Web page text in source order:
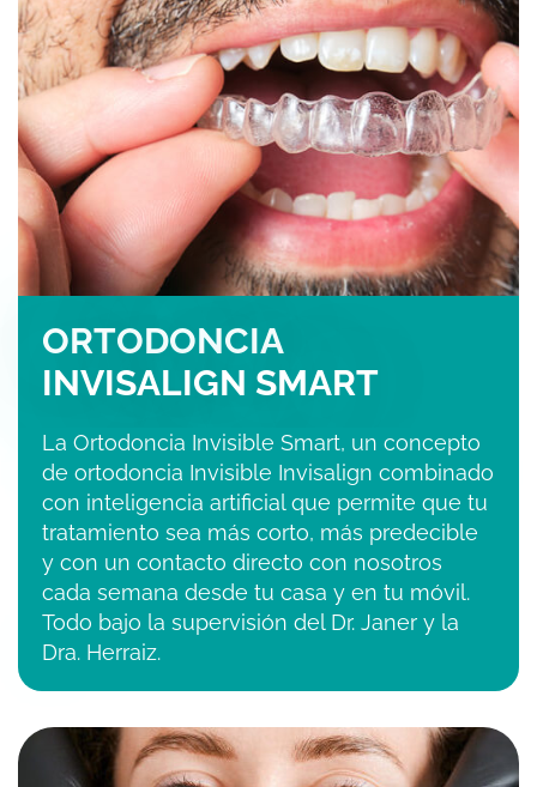
ORTODONCIA
INVISALIGN SMART
La Ortodoncia Invisible Smart, un concepto
de ortodoncia Invisible Invisalign combinado
con inteligencia artificial que permite que tu
tratamiento sea más corto, más predecible
y con un contacto directo con nosotros
cada semana desde tu casa y en tu móvil.
Todo bajo la supervisión del Dr. Janer y la
Dra. Herraiz.